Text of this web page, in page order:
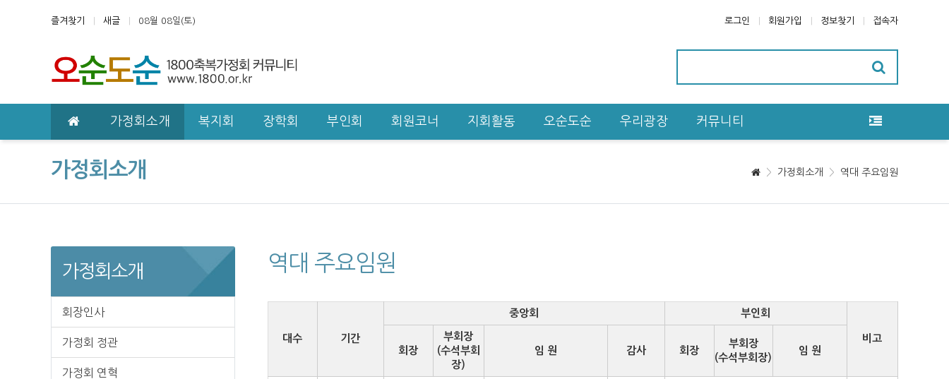
즐겨찾기 새글 08월 08일(토) 로그인 회원가입 정보찾기 접속자
메인 메뉴 가정회소개 복지회 장학회 부인회 회원코너 지회활동 오순도순 우리광장 커뮤니티
가정회소개 가정회소개 역대 주요임원
역대 주요임원
대수 기간
중앙회 부인회
비고
회장
부회장
(수석부회
장)
임 원 감사 회장
부회장
(수석부회장)
임 원
가정회소개
회장인사
가정회 정관
가정회 연혁